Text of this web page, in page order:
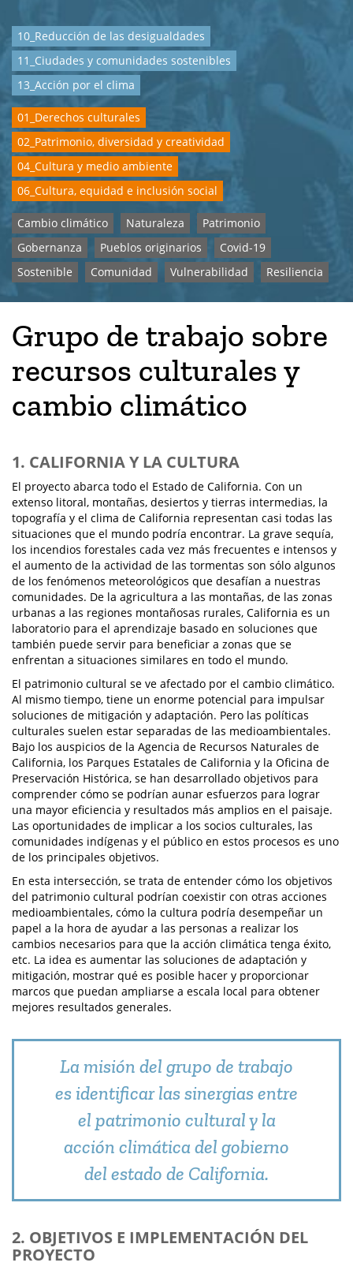
10_Reducción de las desigualdades
11_Ciudades y comunidades sostenibles
13_Acción por el clima
01_Derechos culturales
02_Patrimonio, diversidad y creatividad
04_Cultura y medio ambiente
06_Cultura, equidad e inclusión social
Cambio climático Naturaleza
Patrimonio
Gobernanza
Pueblos originarios
Covid-19
Sostenible
Comunidad Vulnerabilidad Resiliencia
Grupo de trabajo sobre
recursos culturales y
cambio climático
1. CALIFORNIA Y LA CULTURA
El proyecto abarca todo el Estado de California. Con un
extenso litoral, montañas, desiertos y tierras intermedias, la
topografía y el clima de California representan casi todas las
situaciones que el mundo podría encontrar. La grave sequía,
los incendios forestales cada vez más frecuentes e intensos y
el aumento de la actividad de las tormentas son sólo algunos
de los fenómenos meteorológicos que desafían a nuestras
comunidades. De la agricultura a las montañas, de las zonas
urbanas a las regiones montañosas rurales, California es un
laboratorio para el aprendizaje basado en soluciones que
también puede servir para beneficiar a zonas que se
enfrentan a situaciones similares en todo el mundo.
El patrimonio cultural se ve afectado por el cambio climático.
Al mismo tiempo, tiene un enorme potencial para impulsar
soluciones de mitigación y adaptación. Pero las políticas
culturales suelen estar separadas de las medioambientales.
Bajo los auspicios de la Agencia de Recursos Naturales de
California, los Parques Estatales de California y la Oficina de
Preservación Histórica, se han desarrollado objetivos para
comprender cómo se podrían aunar esfuerzos para lograr
una mayor eficiencia y resultados más amplios en el paisaje.
Las oportunidades de implicar a los socios culturales, las
comunidades indígenas y el público en estos procesos es uno
de los principales objetivos.
En esta intersección, se trata de entender cómo los objetivos
del patrimonio cultural podrían coexistir con otras acciones
medioambientales, cómo la cultura podría desempeñar un
papel a la hora de ayudar a las personas a realizar los
cambios necesarios para que la acción climática tenga éxito,
etc. La idea es aumentar las soluciones de adaptación y
mitigación, mostrar qué es posible hacer y proporcionar
marcos que puedan ampliarse a escala local para obtener
mejores resultados generales.
La misión del grupo de trabajo
es identificar las sinergias entre
el patrimonio cultural y la
acción climática del gobierno
del estado de California.
2. OBJETIVOS E IMPLEMENTACIÓN DEL
PROYECTO